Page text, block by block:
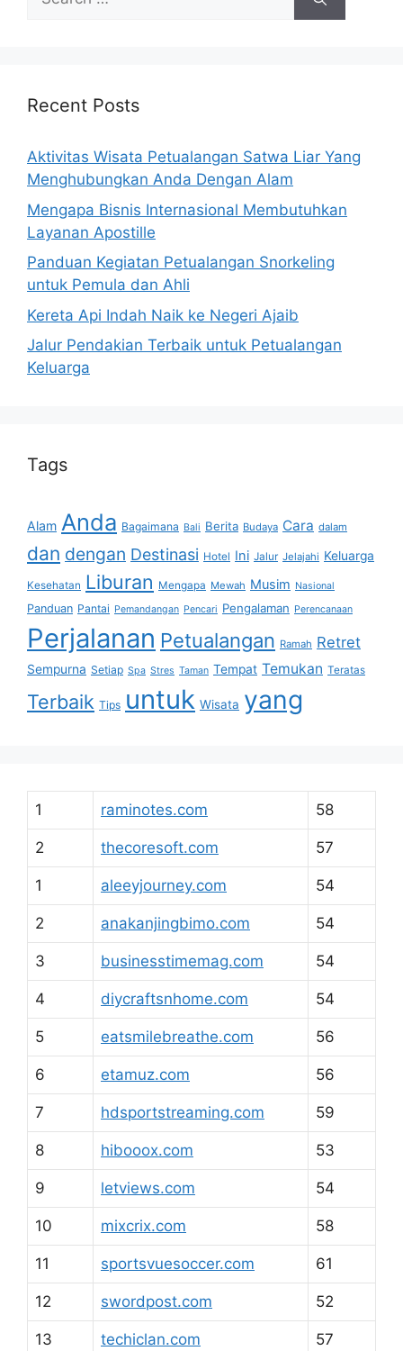
for:
Recent Posts
Aktivitas Wisata Petualangan Satwa Liar Yang
Menghubungkan Anda Dengan Alam
Mengapa Bisnis Internasional Membutuhkan
Layanan Apostille
Panduan Kegiatan Petualangan Snorkeling
untuk Pemula dan Ahli
Kereta Api Indah Naik ke Negeri Ajaib
Jalur Pendakian Terbaik untuk Petualangan
Keluarga
Tags
Alam Anda Bagaimana Bali Berita Budaya Cara dalam
dan dengan Destinasi Hotel Ini Jalur Jelajahi Keluarga
Kesehatan Liburan Mengapa Mewah Musim Nasional
Panduan Pantai Pemandangan Pencari Pengalaman Perencanaan
Perjalanan Petualangan Ramah Retret
Sempurna Setiap Spa Stres Taman Tempat Temukan Teratas
Terbaik Tips untuk Wisata yang
1 raminotes.com 58
2 thecoresoft.com 57
1 aleeyjourney.com 54
2 anakanjingbimo.com 54
3 businesstimemag.com 54
4 diycraftsnhome.com 54
5 eatsmilebreathe.com 56
6 etamuz.com 56
7 hdsportstreaming.com 59
8 hibooox.com 53
9 letviews.com 54
10 mixcrix.com 58
11 sportsvuesoccer.com 61
12 swordpost.com 52
13 techiclan.com 57